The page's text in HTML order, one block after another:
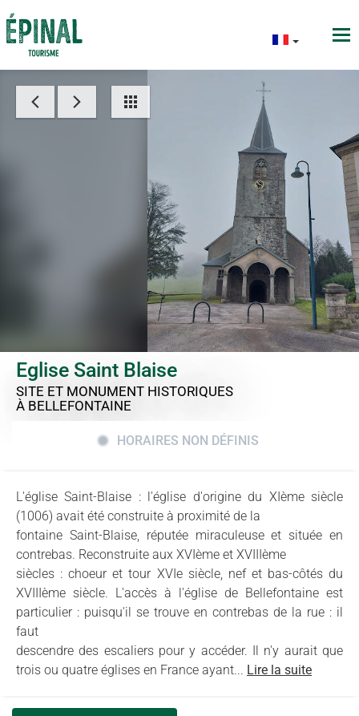
Eglise Saint Blaise
SITE ET MONUMENT HISTORIQUES
À BELLEFONTAINE
HORAIRES NON DÉFINIS
L'église Saint-Blaise : l'église d'origine du XIème siècle
(1006) avait été construite à proximité de la
fontaine Saint-Blaise, réputée miraculeuse et située en
contrebas. Reconstruite aux XVIème et XVIIIème
siècles : choeur et tour XVIe siècle, nef et bas-côtés du
XVIIIème siècle. L'accès à l'église de Bellefontaine est
particulier : puisqu'il se trouve en contrebas de la rue : il
faut
descendre des escaliers pour y accéder. Il n'y aurait que
trois ou quatre églises en France ayant... Lire la suite